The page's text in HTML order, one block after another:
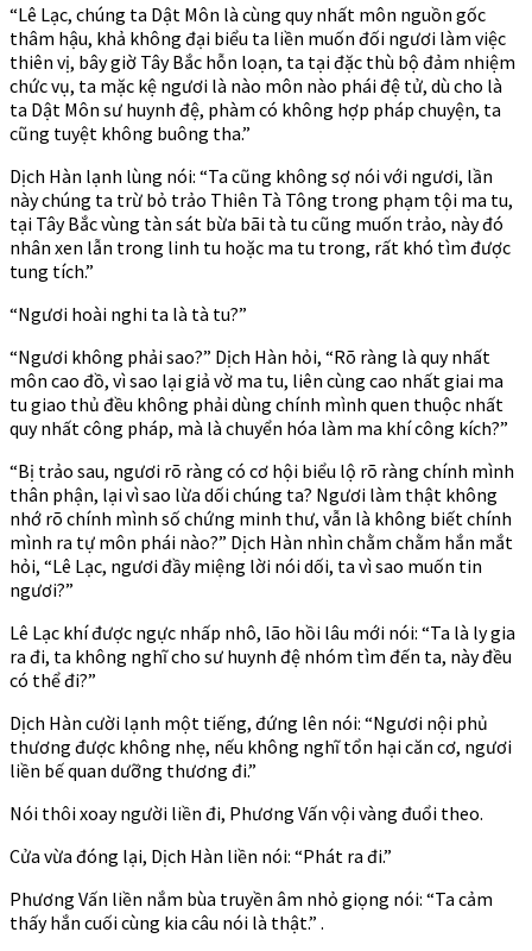
“Lê Lạc, chúng ta Dật Môn là cùng quy nhất môn nguồn gốc
thâm hậu, khả không đại biểu ta liền muốn đối ngươi làm việc
thiên vị, bây giờ Tây Bắc hỗn loạn, ta tại đặc thù bộ đảm nhiệm
chức vụ, ta mặc kệ ngươi là nào môn nào phái đệ tử, dù cho là
ta Dật Môn sư huynh đệ, phàm có không hợp pháp chuyện, ta
cũng tuyệt không buông tha.”
Dịch Hàn lạnh lùng nói: “Ta cũng không sợ nói với ngươi, lần
này chúng ta trừ bỏ trảo Thiên Tà Tông trong phạm tội ma tu,
tại Tây Bắc vùng tàn sát bừa bãi tà tu cũng muốn trảo, này đó
nhân xen lẫn trong linh tu hoặc ma tu trong, rất khó tìm được
tung tích.”
“Ngươi hoài nghi ta là tà tu?”
“Ngươi không phải sao?” Dịch Hàn hỏi, “Rõ ràng là quy nhất
môn cao đồ, vì sao lại giả vờ ma tu, liên cùng cao nhất giai ma
tu giao thủ đều không phải dùng chính mình quen thuộc nhất
quy nhất công pháp, mà là chuyển hóa làm ma khí công kích?”
“Bị trảo sau, ngươi rõ ràng có cơ hội biểu lộ rõ ràng chính mình
thân phận, lại vì sao lừa dối chúng ta? Ngươi làm thật không
nhớ rõ chính mình số chứng minh thư, vẫn là không biết chính
mình ra tự môn phái nào?” Dịch Hàn nhìn chằm chằm hắn mắt
hỏi, “Lê Lạc, ngươi đầy miệng lời nói dối, ta vì sao muốn tin
ngươi?”
Lê Lạc khí được ngực nhấp nhô, lão hồi lâu mới nói: “Ta là ly gia
ra đi, ta không nghĩ cho sư huynh đệ nhóm tìm đến ta, này đều
có thể đi?”
Dịch Hàn cười lạnh một tiếng, đứng lên nói: “Ngươi nội phủ
thương được không nhẹ, nếu không nghĩ tổn hại căn cơ, ngươi
liền bế quan dưỡng thương đi.”
Nói thôi xoay người liền đi, Phương Vấn vội vàng đuổi theo.
Cửa vừa đóng lại, Dịch Hàn liền nói: “Phát ra đi.”
Phương Vấn liền nắm bùa truyền âm nhỏ giọng nói: “Ta cảm
thấy hắn cuối cùng kia câu nói là thật.” .